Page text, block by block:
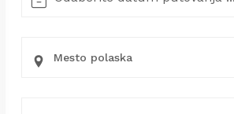
Mesto polaska